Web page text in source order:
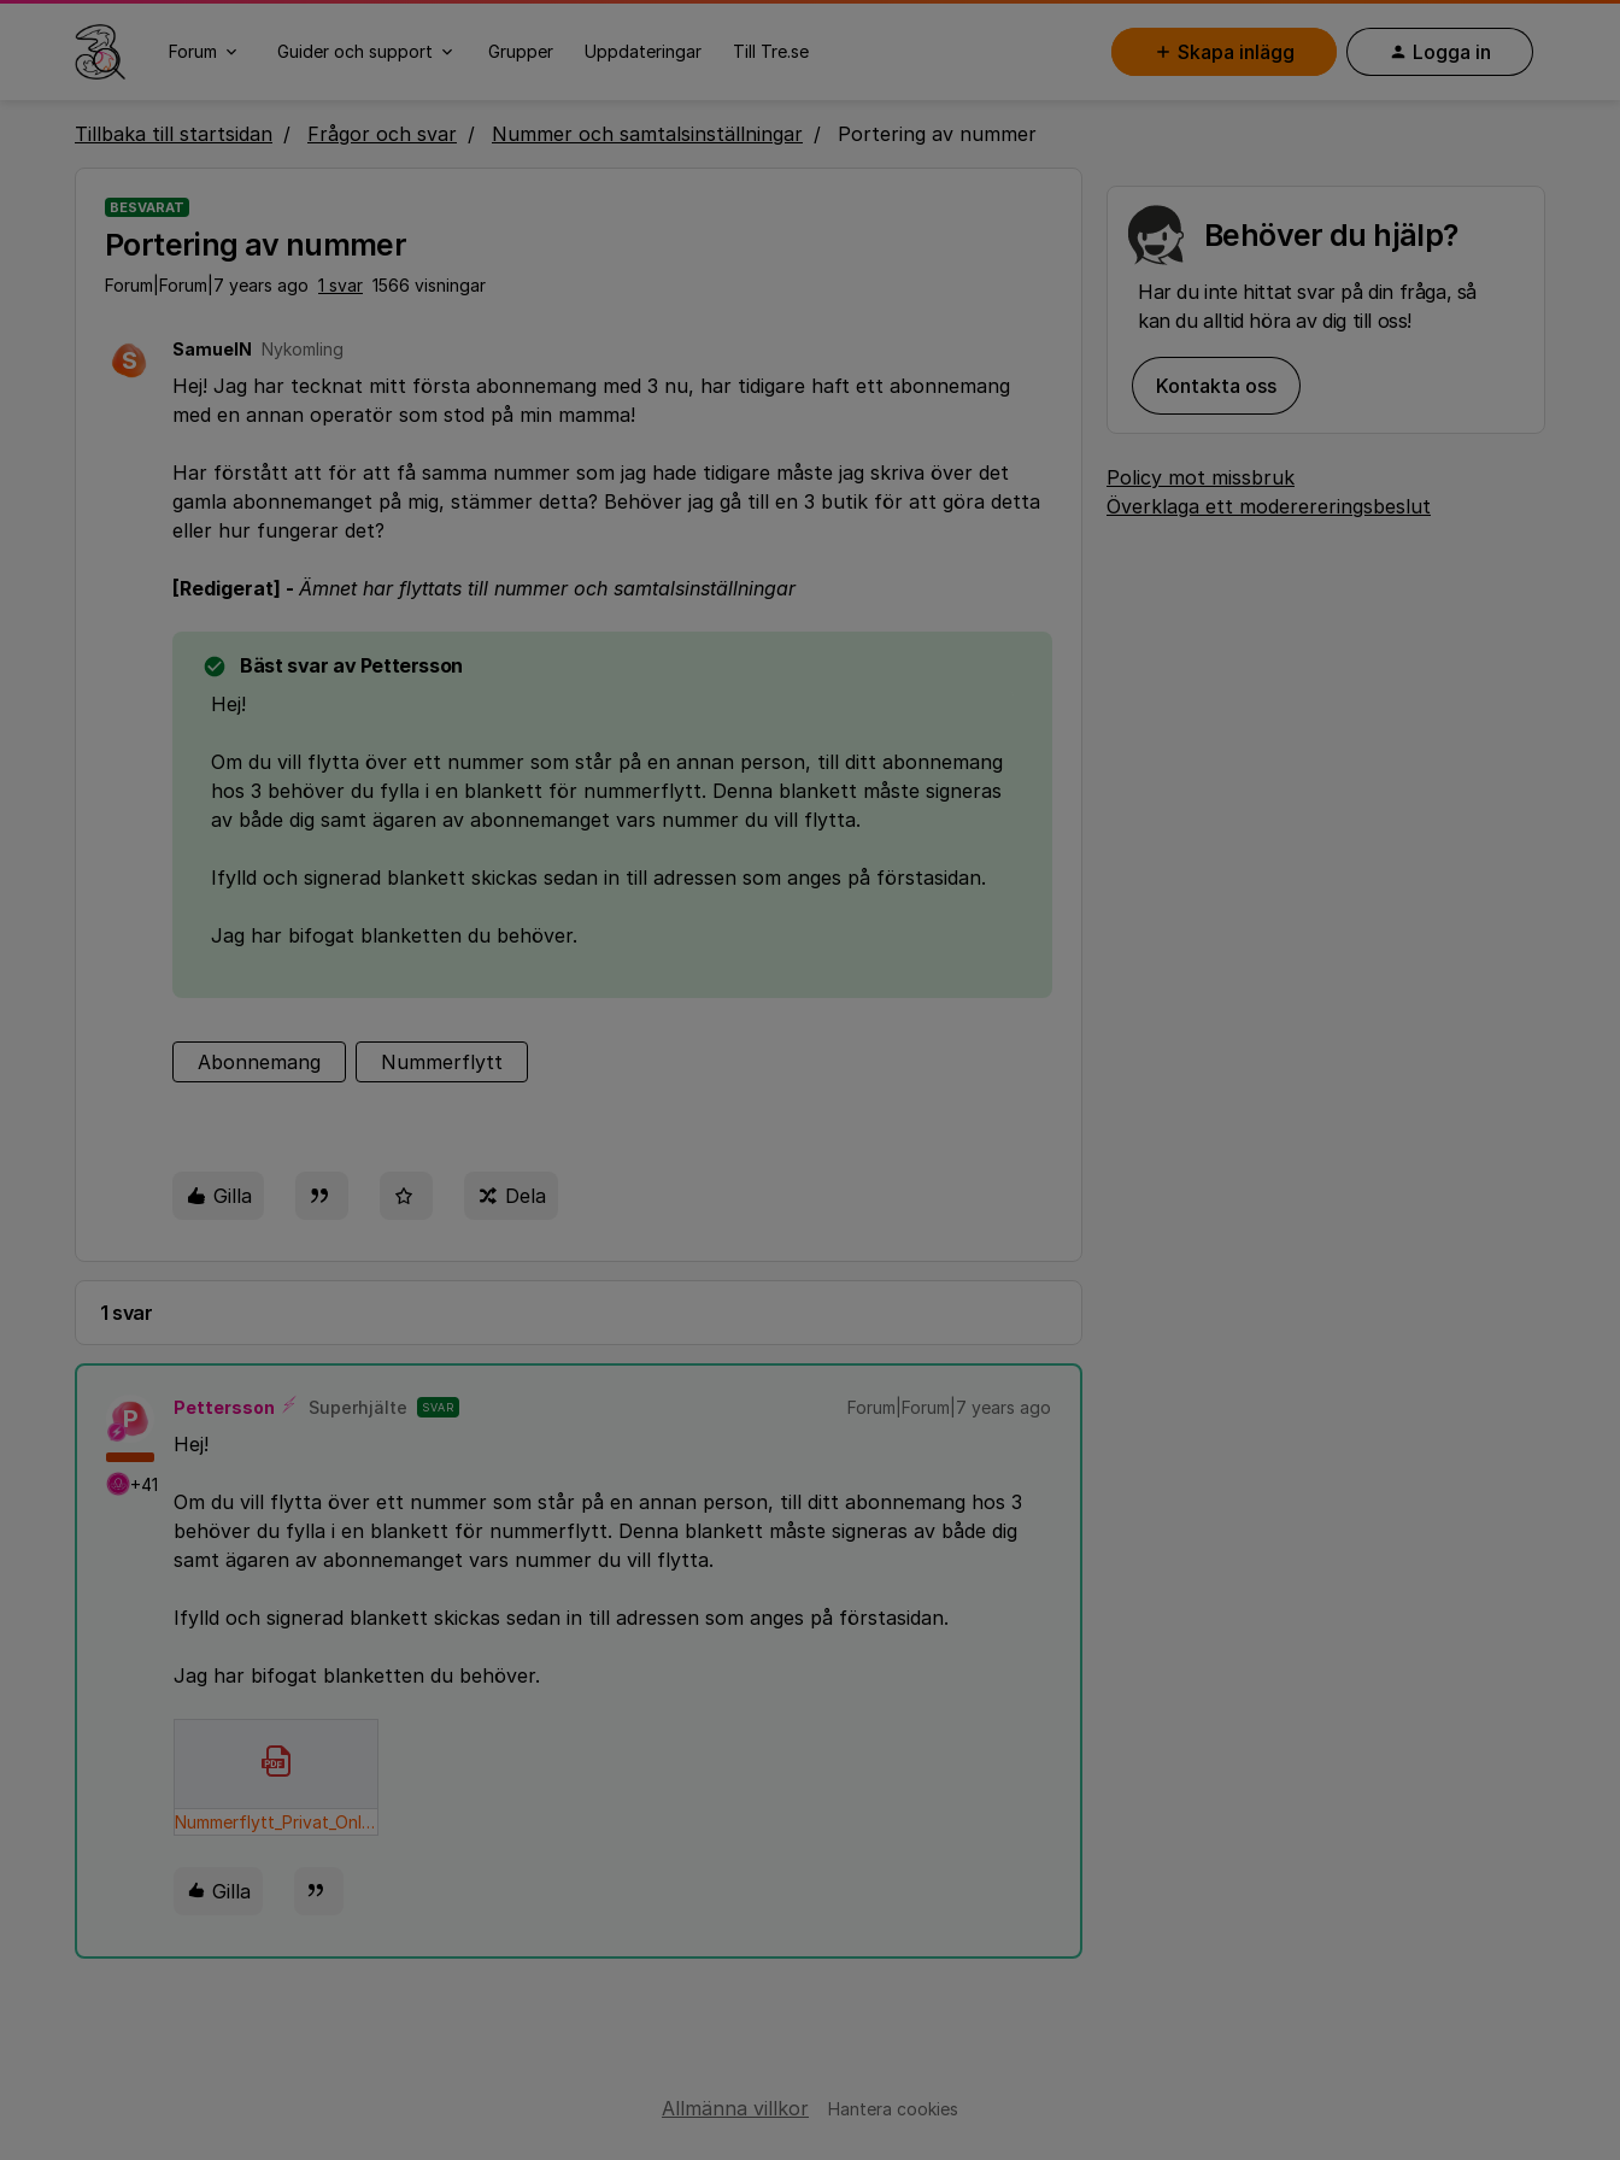
Forum Guider och support Grupper Uppdateringar Till Tre.se Skapa inlägg Logga in
Tillbaka till startsidan Frågor och svar Nummer och samtalsinställningar Portering av nummer
BESVARAT
Portering av nummer
Forum|Forum|7 years ago 1 svar 1566 visningar
S SamuelN Nykomling
Hej! Jag har tecknat mitt första abonnemang med 3 nu, har tidigare haft ett abonnemang
med en annan operatör som stod på min mamma!
Har förstått att för att få samma nummer som jag hade tidigare måste jag skriva över det
gamla abonnemanget på mig, stämmer detta? Behöver jag gå till en 3 butik för att göra detta
eller hur fungerar det?
[Redigerat] - Ämnet har flyttats till nummer och samtalsinställningar
Bäst svar av Pettersson
Hej!
Om du vill flytta över ett nummer som står på en annan person, till ditt abonnemang
hos 3 behöver du fylla i en blankett för nummerflytt. Denna blankett måste signeras
av både dig samt ägaren av abonnemanget vars nummer du vill flytta.
Ifylld och signerad blankett skickas sedan in till adressen som anges på förstasidan.
Jag har bifogat blanketten du behöver.
Abonnemang Nummerflytt
Gilla Dela
1 svar
P
+41
Pettersson Superhjälte SVAR Forum|Forum|7 years ago
Hej!
Om du vill flytta över ett nummer som står på en annan person, till ditt abonnemang hos 3
behöver du fylla i en blankett för nummerflytt. Denna blankett måste signeras av både dig
samt ägaren av abonnemanget vars nummer du vill flytta.
Ifylld och signerad blankett skickas sedan in till adressen som anges på förstasidan.
Jag har bifogat blanketten du behöver.
Nummerflytt_Privat_Online_20170712.pdf
Gilla
Behöver du hjälp?
Har du inte hittat svar på din fråga, så
kan du alltid höra av dig till oss!
Kontakta oss
Policy mot missbruk
Överklaga ett moderereringsbeslut
Allmänna villkor Hantera cookies